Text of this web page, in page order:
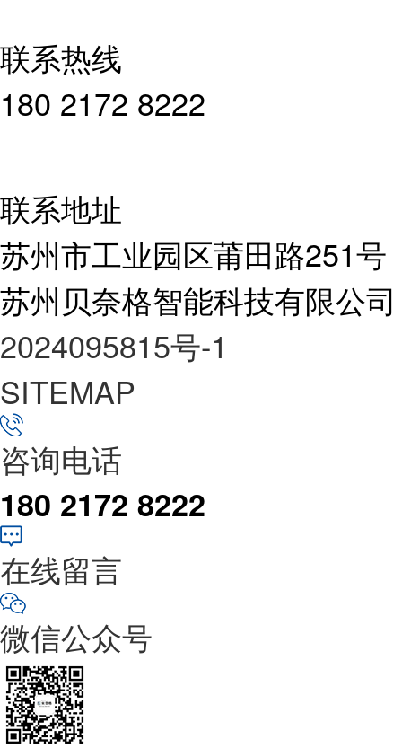
联系热线
180 2172 8222
联系地址
苏州市工业园区莆田路251号
苏州贝奈格智能科技有限公
2024095815号-1
SITEMAP
咨询电话
180 2172 8222
在线留言
微信公众号